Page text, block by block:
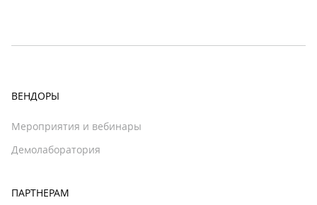
ВЕНДОРЫ
Мероприятия и вебинары
Демолаборатория
ПАРТНЕРАМ